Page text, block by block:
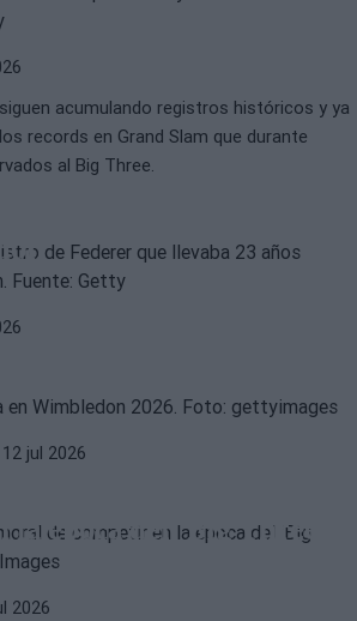
acumulando registros históricos y ya
records en Grand Slam que durante
al Big Three.
un registro de
a jugar en las pistas
jul 2026
época del 'Big Three'
2026